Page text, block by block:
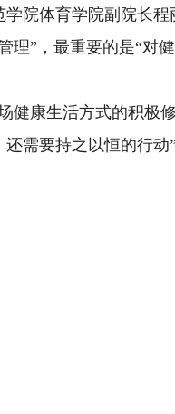
学院体育学院副院长程
理”，最重要的是“对
康生活方式的积极
还需要持之以恒的行动